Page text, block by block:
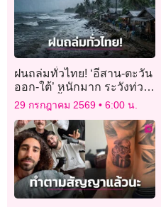
ฝนถล่มทั่วไทย! ‘อีสาน-ตะวัน
ออก-ใต้’ หนักมาก ระวังท่วม
ฉับพลัน น้ำป่าหลาก
29 กรกฎาคม 2569 6:00 น.